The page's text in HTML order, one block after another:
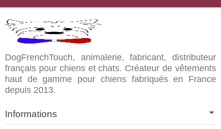
DogFrenchTouch, animalerie, fabricant, distributeur
français pour chiens et chats. Créateur de vêtements
haut de gamme pour chiens fabriqués en France
depuis 2013.
Informations